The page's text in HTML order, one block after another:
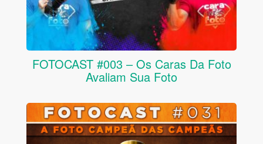
FOTOCAST #003 – Os Caras Da Foto
Avaliam Sua Foto